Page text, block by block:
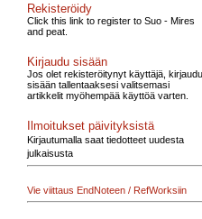
Rekisteröidy
Click this link to register to Suo - Mires
and peat.
Kirjaudu sisään
Jos olet rekisteröitynyt käyttäjä, kirjaudu
sisään tallentaaksesi valitsemasi
artikkelit myöhempää käyttöä varten.
Ilmoitukset päivityksistä
Kirjautumalla saat tiedotteet uudesta
julkaisusta
Vie viittaus EndNoteen / RefWorksiin